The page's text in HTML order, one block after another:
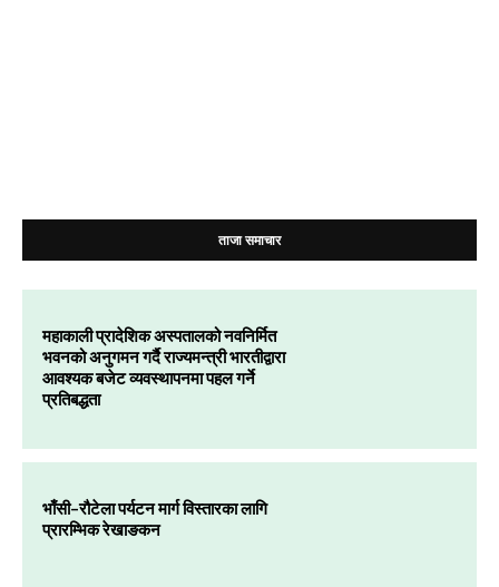
ताजा समाचार
महाकाली प्रादेशिक अस्पतालको नवनिर्मित
भवनको अनुगमन गर्दै राज्यमन्त्री भारतीद्वारा
आवश्यक बजेट व्यवस्थापनमा पहल गर्ने
प्रतिबद्धता
भाँसी–रौटेला पर्यटन मार्ग विस्तारका लागि
प्रारम्भिक रेखाङकन